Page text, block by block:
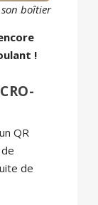
boîtier
!
QR
de